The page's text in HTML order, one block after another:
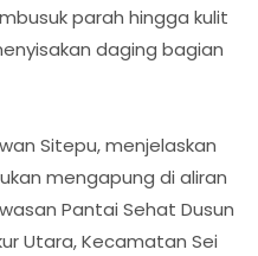
parah hingga kulit
daging bagian
Sitepu, menjelaskan
mengapung di aliran
Pantai Sehat Dusun
Utara, Kecamatan Sei